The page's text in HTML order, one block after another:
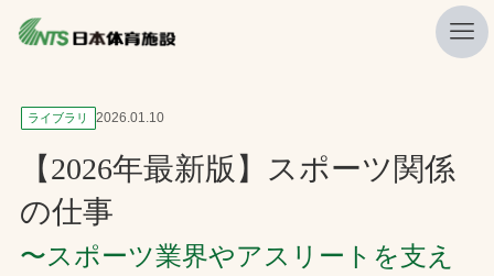
私たちの強み
ニュース
プレスリリース
レポート
ライブラリ 2026.01.10
【2026年最新版】スポーツ関係
の仕事
〜スポーツ業界やアスリートを支え